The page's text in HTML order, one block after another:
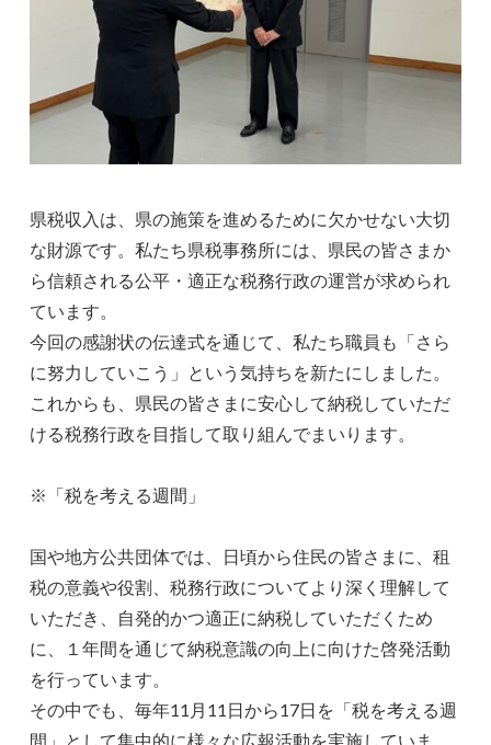
県税収入は、県の施策を進めるために欠かせない大切
な財源です。私たち県税事務所には、県民の皆さまか
ら信頼される公平・適正な税務行政の運営が求められ
ています。
今回の感謝状の伝達式を通じて、私たち職員も「さら
に努力していこう」という気持ちを新たにしました。
これからも、県民の皆さまに安心して納税していただ
ける税務行政を目指して取り組んでまいります。
※「税を考える週間」
国や地方公共団体では、日頃から住民の皆さまに、租
税の意義や役割、税務行政についてより深く理解して
いただき、自発的かつ適正に納税していただくため
に、１年間を通じて納税意識の向上に向けた啓発活動
を行っています。
その中でも、毎年11月11日から17日を「税を考える週
間」として集中的に様々な広報活動を実施していま